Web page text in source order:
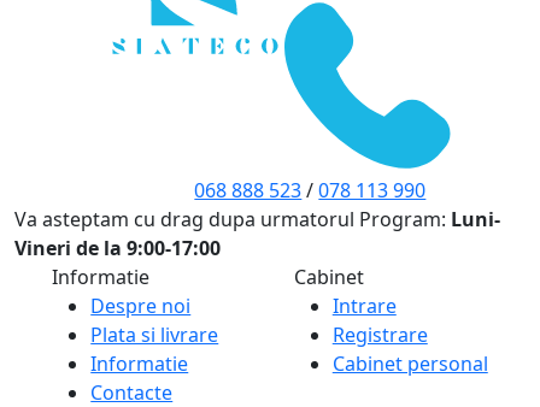
068 888 523/078 113 990
Va asteptam cu drag dupa urmatorul Program: Luni-
Vineri de la 9:00-17:00
Informatie
Despre noi
Plata si livrare
Informatie
Contacte
Cabinet
Intrare
Registrare
Cabinet personal